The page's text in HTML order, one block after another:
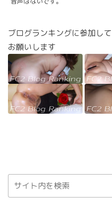
ブログランキングに参加し
お願いします